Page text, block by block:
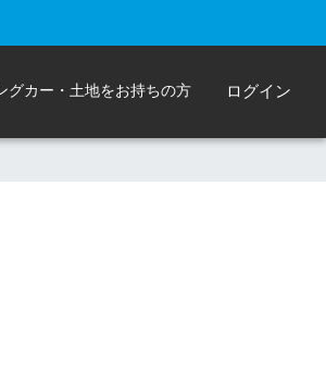
グカー・土地をお持ちの方 ログイン